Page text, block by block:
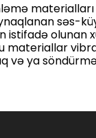
səs-
istifadə olunan
materiallar
və ya